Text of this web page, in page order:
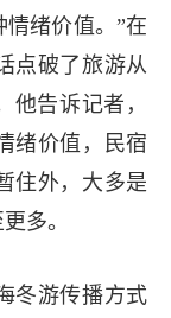
绪价值。”在
点破了旅游从
他告诉记者，
绪价值，民宿
住外，大多是
多。
游传播方式